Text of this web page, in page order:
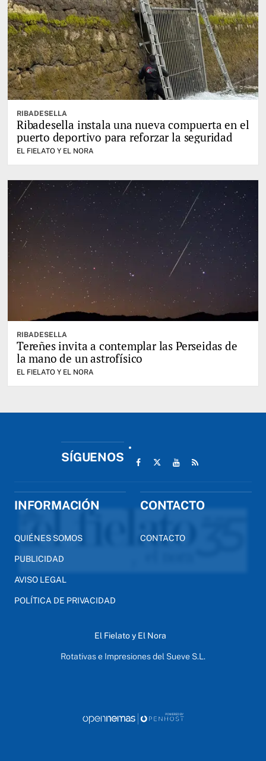
RIBADESELLA
Ribadesella instala una nueva compuerta en el
puerto deportivo para reforzar la seguridad
EL FIELATO Y EL NORA
RIBADESELLA
Tereñes invita a contemplar las Perseidas de
la mano de un astrofísico
EL FIELATO Y EL NORA
SÍGUENOS
INFORMACIÓN
QUIÉNES SOMOS
PUBLICIDAD
AVISO LEGAL
POLÍTICA DE PRIVACIDAD
CONTACTO
CONTACTO
El Fielato y El Nora
Rotativas e Impresiones del Sueve S.L.